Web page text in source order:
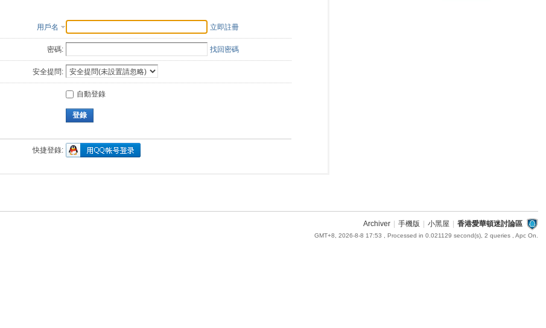
用戶名 立即註冊
密碼: 找回密碼
安全提問:
自動登錄
登錄
快捷登錄:
Archiver 手機版 小黑屋 香港愛華頓迷討論區
GMT+8, 2026-8-8 17:53 , Processed in 0.021129 second(s), 2 queries , Apc On.